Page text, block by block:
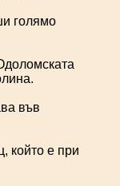
голямо
във
който е при